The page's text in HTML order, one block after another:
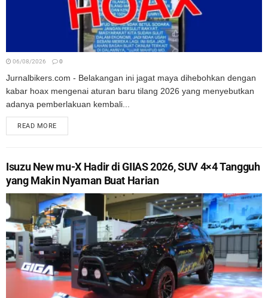
06/08/2026 0
Jurnalbikers.com - Belakangan ini jagat maya dihebohkan dengan
kabar hoax mengenai aturan baru tilang 2026 yang menyebutkan
adanya pemberlakuan kembali...
READ MORE
Isuzu New mu-X Hadir di GIIAS 2026, SUV 4×4 Tangguh
yang Makin Nyaman Buat Harian